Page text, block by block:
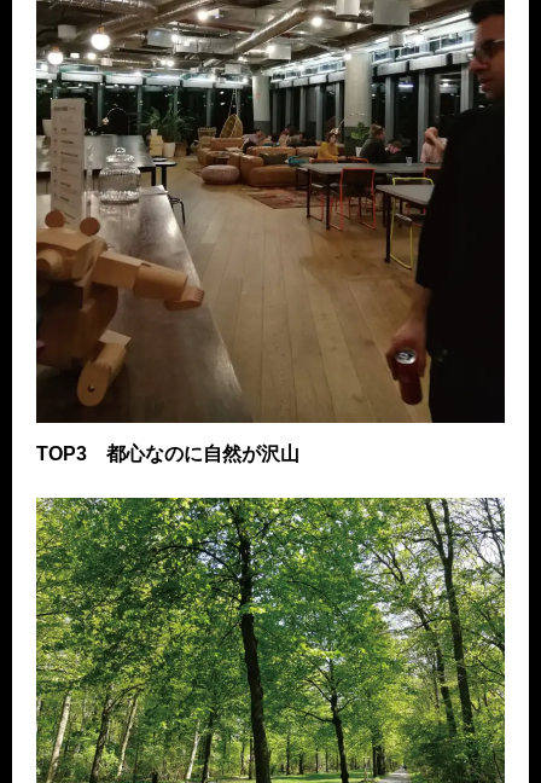
TOP3 都心なのに自然が沢山